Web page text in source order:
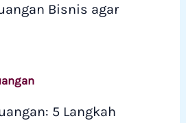
Bisnis agar
5 Langkah